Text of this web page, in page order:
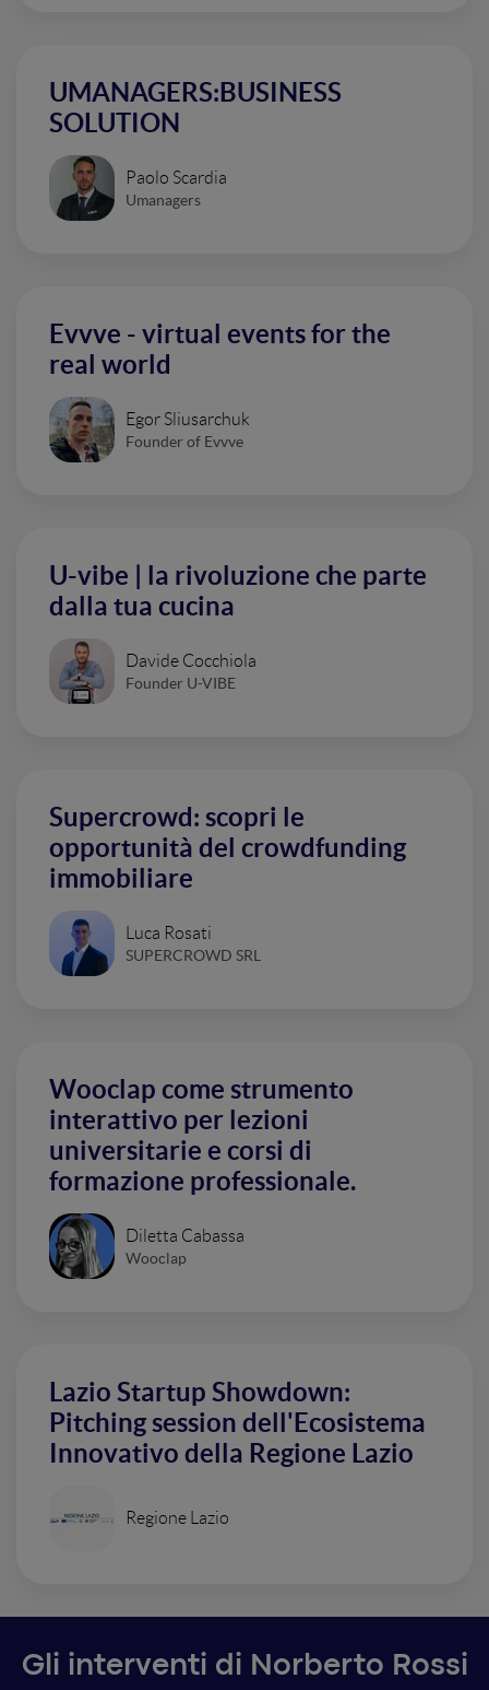
UMANAGERS:BUSINESS
SOLUTION
Paolo Scardia
Umanagers
Evvve - virtual events for the
real world
Egor Sliusarchuk
Founder of Evvve
U-vibe | la rivoluzione che parte
dalla tua cucina
Davide Cocchiola
Founder U-VIBE
Supercrowd: scopri le
opportunità del crowdfunding
immobiliare
Luca Rosati
SUPERCROWD SRL
Wooclap come strumento
interattivo per lezioni
universitarie e corsi di
formazione professionale.
Diletta Cabassa
Wooclap
Lazio Startup Showdown:
Pitching session dell'Ecosistema
Innovativo della Regione Lazio
Regione Lazio
Gli interventi di Norberto Rossi